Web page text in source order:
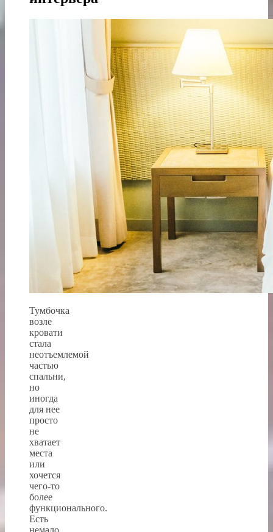
Тумбочка
возле
кровати
стала
неотъемлемой
частью
спальни,
но
иногда
для нее
просто
не
хватает
места
или
хочется
чего-то
более
функционального.
Есть
немало